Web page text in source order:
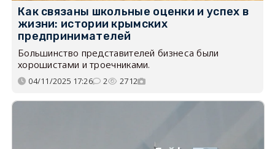
Как связаны школьные оценки и успех в
жизни: истории крымских
предпринимателей
Большинство представителей бизнеса были
хорошистами и троечниками.
04/11/2025 17:26 2 2712